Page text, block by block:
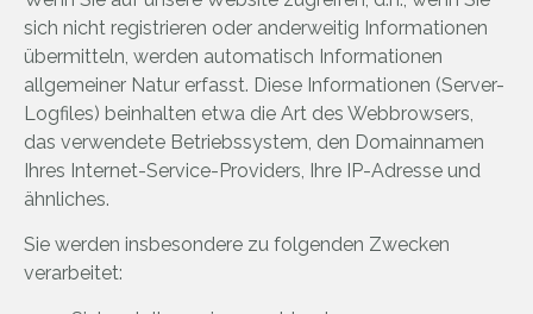
sich nicht registrieren oder anderweitig Informationen
übermitteln, werden automatisch Informationen
allgemeiner Natur erfasst. Diese Informationen (Server-
Logfiles) beinhalten etwa die Art des Webbrowsers,
das verwendete Betriebssystem, den Domainnamen
Ihres Internet-Service-Providers, Ihre IP-Adresse und
ähnliches.
Sie werden insbesondere zu folgenden Zwecken
verarbeitet: